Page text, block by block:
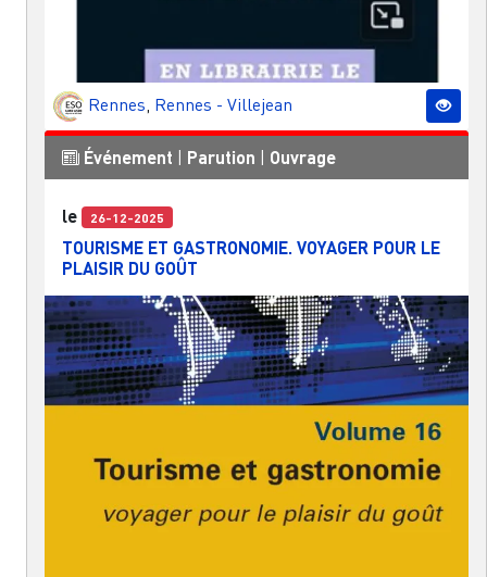
Rennes, Rennes - Villejean
Événement Parution Ouvrage
le 26-12-2025
TOURISME ET GASTRONOMIE. VOYAGER POUR LE
PLAISIR DU GOÛT